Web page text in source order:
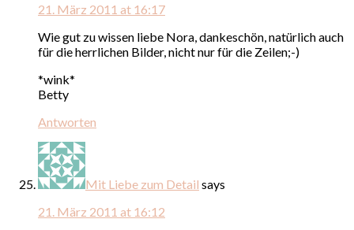
21. März 2011 at 16:17
Wie gut zu wissen liebe Nora, dankeschön, natürlich auch
für die herrlichen Bilder, nicht nur für die Zeilen;-)
*wink*
Betty
Antworten
Mit Liebe zum Detail says
21. März 2011 at 16:12